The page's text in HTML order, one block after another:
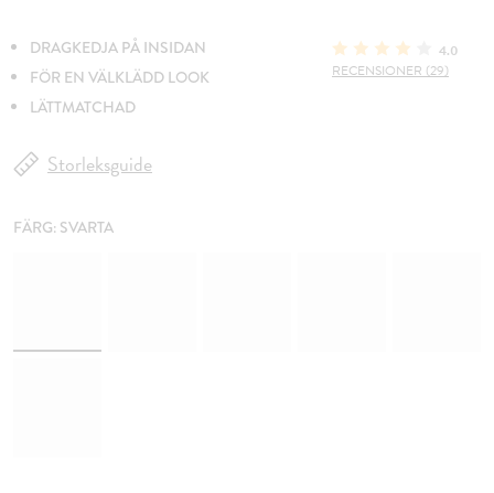
DRAGKEDJA PÅ INSIDAN
FÖR EN VÄLKLÄDD LOOK
LÄTTMATCHAD
4.0
RECENSIONER (29)
Storleksguide
FÄRG: SVARTA